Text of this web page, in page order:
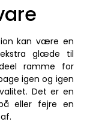
kan være en
glæde til
ramme for
igen og igen
Det er en
eller fejre en